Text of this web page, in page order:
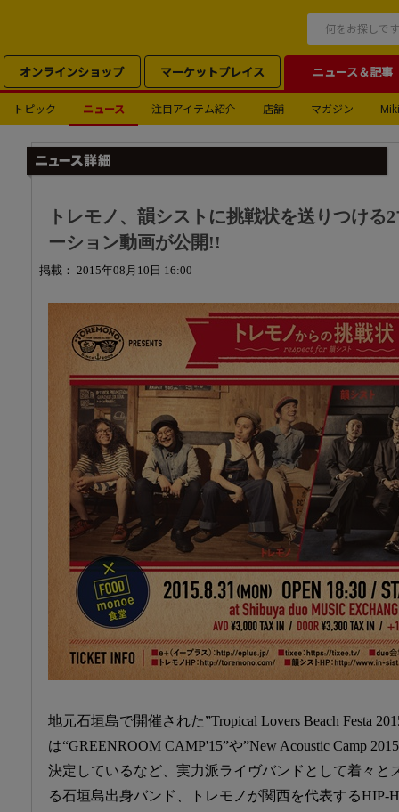
オンラインショップ マーケットプレイス ニュース＆記事
トピック ニュース 注目アイテム紹介 店舗 マガジン
トレモノ、韻シストに挑戦状を送りつける
ーション動画が公開!!
掲載： 2015年08月10日 16:00
地元石垣島で開催された”Tropical Lovers Beach Festa
は“GREENROOM CAMP'15”や”New Acoustic Camp
決定しているなど、実力派ライヴバンドとして着々と
る石垣島出身バンド、トレモノが関西を代表するHIP-